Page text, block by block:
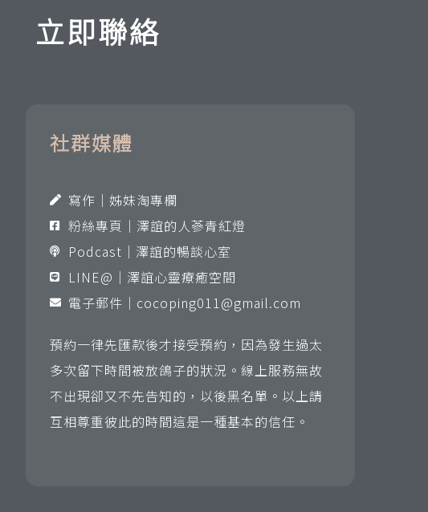
立即聯絡
社群媒體
寫作｜姊妹淘專欄
粉絲專頁｜澤誼的人蔘青紅燈
Podcast｜澤誼的暢談心室
LINE@｜澤誼心靈療癒空間
電子郵件｜ cocoping011@gmail.com
預約一律先匯款後才接受預約，因為發生過太
多次留下時間被放鴿子的狀況。線上服務無故
不出現卻又不先告知的，以後黑名單。以上請
互相尊重彼此的時間這是一種基本的信任。